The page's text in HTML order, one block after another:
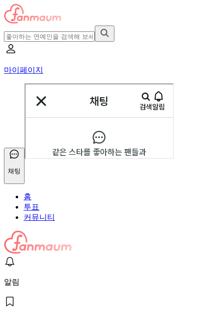
마이페이지
채팅
홈
투표
커뮤니티
알림